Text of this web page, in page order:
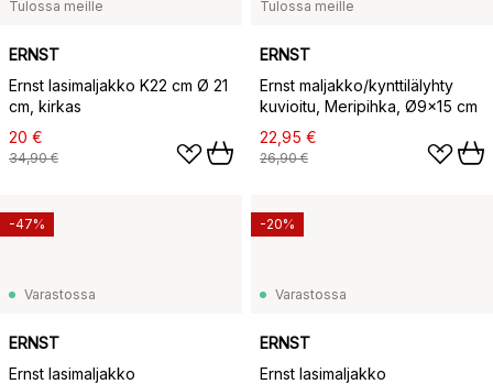
Tulossa meille
ERNST
Ernst lasimaljakko K22 cm Ø 21
cm, kirkas
20 €
34,90 €
Tulossa meille
ERNST
Ernst maljakko/kynttilälyhty
kuvioitu, Meripihka, Ø9x15 cm
22,95 €
26,90 €
Varastossa
ERNST
Ernst lasimaljakko
-47%
Varastossa
ERNST
Ernst lasimaljakko
-20%